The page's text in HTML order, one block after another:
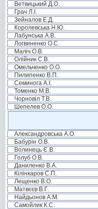
Ветвицький Д.О.
Грач Л.І.
Зейналов Е.Д.
Королевська Н.Ю.
Лабунська А.В.
Логвиненко О.С.
Маліч О.В.
Олійник С.В.
Омельченко О.О.
Пилипенко В.П.
Семинога А.І.
Томенко М.В.
Чорновіл Т.В.
Шепелев О.О.
Александровська А.О.
Бабурін О.В.
Волинець Є.В.
Голуб О.В.
Даниленко В.А.
Кілінкаров С.П.
Лещенко В.О.
Матвєєв В.Г.
Найдьонов А.М.
Самойлик К.С.